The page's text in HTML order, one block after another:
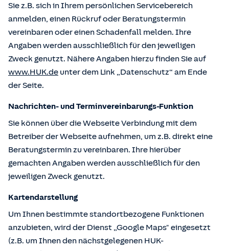
Sie z.B. sich in Ihrem persönlichen Servicebereich
anmelden, einen Rückruf oder Beratungstermin
vereinbaren oder einen Schadenfall melden. Ihre
Angaben werden ausschließlich für den jeweiligen
Zweck genutzt. Nähere Angaben hierzu finden Sie auf
www.HUK.de unter dem Link „Datenschutz“ am Ende
der Seite.
Nachrichten- und Terminvereinbarungs-Funktion
Sie können über die Webseite Verbindung mit dem
Betreiber der Webseite aufnehmen, um z.B. direkt eine
Beratungstermin zu vereinbaren. Ihre hierüber
gemachten Angaben werden ausschließlich für den
jeweiligen Zweck genutzt.
Kartendarstellung
Um Ihnen bestimmte standortbezogene Funktionen
anzubieten, wird der Dienst „Google Maps" eingesetzt
(z.B. um Ihnen den nächstgelegenen HUK-